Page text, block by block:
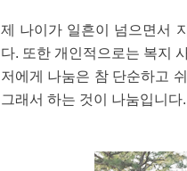
제 나이가 일흔이 넘으면서
다. 또한 개인적으로는 복지
저에게 나눔은 참 단순하고
그래서 하는 것이 나눔입니다.